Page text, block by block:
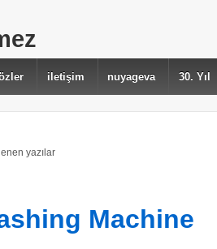
iletişim nuyageva 30. Yıl
yazılar
Machine